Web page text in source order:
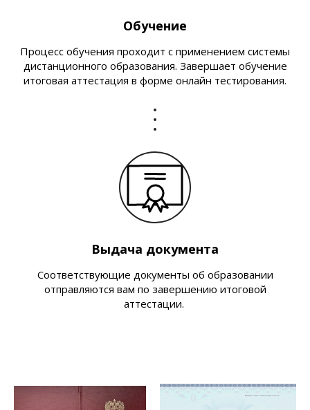
Обучение
Процесс обучения проходит с применением системы
дистанционного образования. Завершает обучение
итоговая аттестация в форме онлайн тестирования.
Выдача документа
Соответствующие документы об образовании
отправляются вам по завершению итоговой
аттестации.